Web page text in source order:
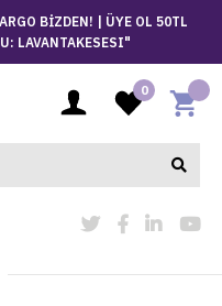
BİZDEN! | ÜYE OL 50TL
LAVANTAKESESI"
0